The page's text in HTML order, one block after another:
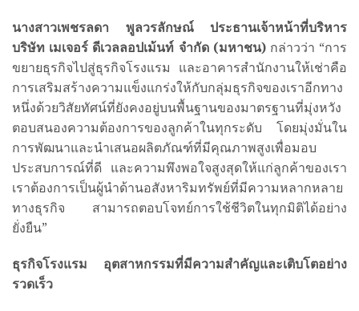
นางสาวเพชรลดา พูลวรลักษณ์ ประธานเจ้าหน้าที่บริหาร
บริษัท เมเจอร์ ดีเวลลอปเม้นท์ จำกัด (มหาชน)กล่าวว่า “การ
ขยายธุรกิจไปสู่ธุรกิจโรงแรม และอาคารสำนักงานให้เช่าคือ
การเสริมสร้างความแข็งแกร่งให้กับกลุ่มธุรกิจของเราอีกทาง
หนึ่งด้วยวิสัยทัศน์ที่ยังคงอยู่บนพื้นฐานของมาตรฐานที่มุ่งหวัง
ตอบสนองความต้องการของลูกค้าในทุกระดับ โดยมุ่งมั่นใน
การพัฒนาและนำเสนอผลิตภัณฑ์ที่มีคุณภาพสูงเพื่อมอบ
ประสบการณ์ที่ดี และความพึงพอใจสูงสุดให้แก่ลูกค้าของเรา
เราต้องการเป็นผู้นำด้านอสังหาริมทรัพย์ที่มีความหลากหลาย
ทางธุรกิจ สามารถตอบโจทย์การใช้ชีวิตในทุกมิติได้อย่าง
ยั่งยืน”
ธุรกิจโรงแรม อุตสาหกรรมที่มีความสำคัญและเติบโตอย่าง
รวดเร็ว